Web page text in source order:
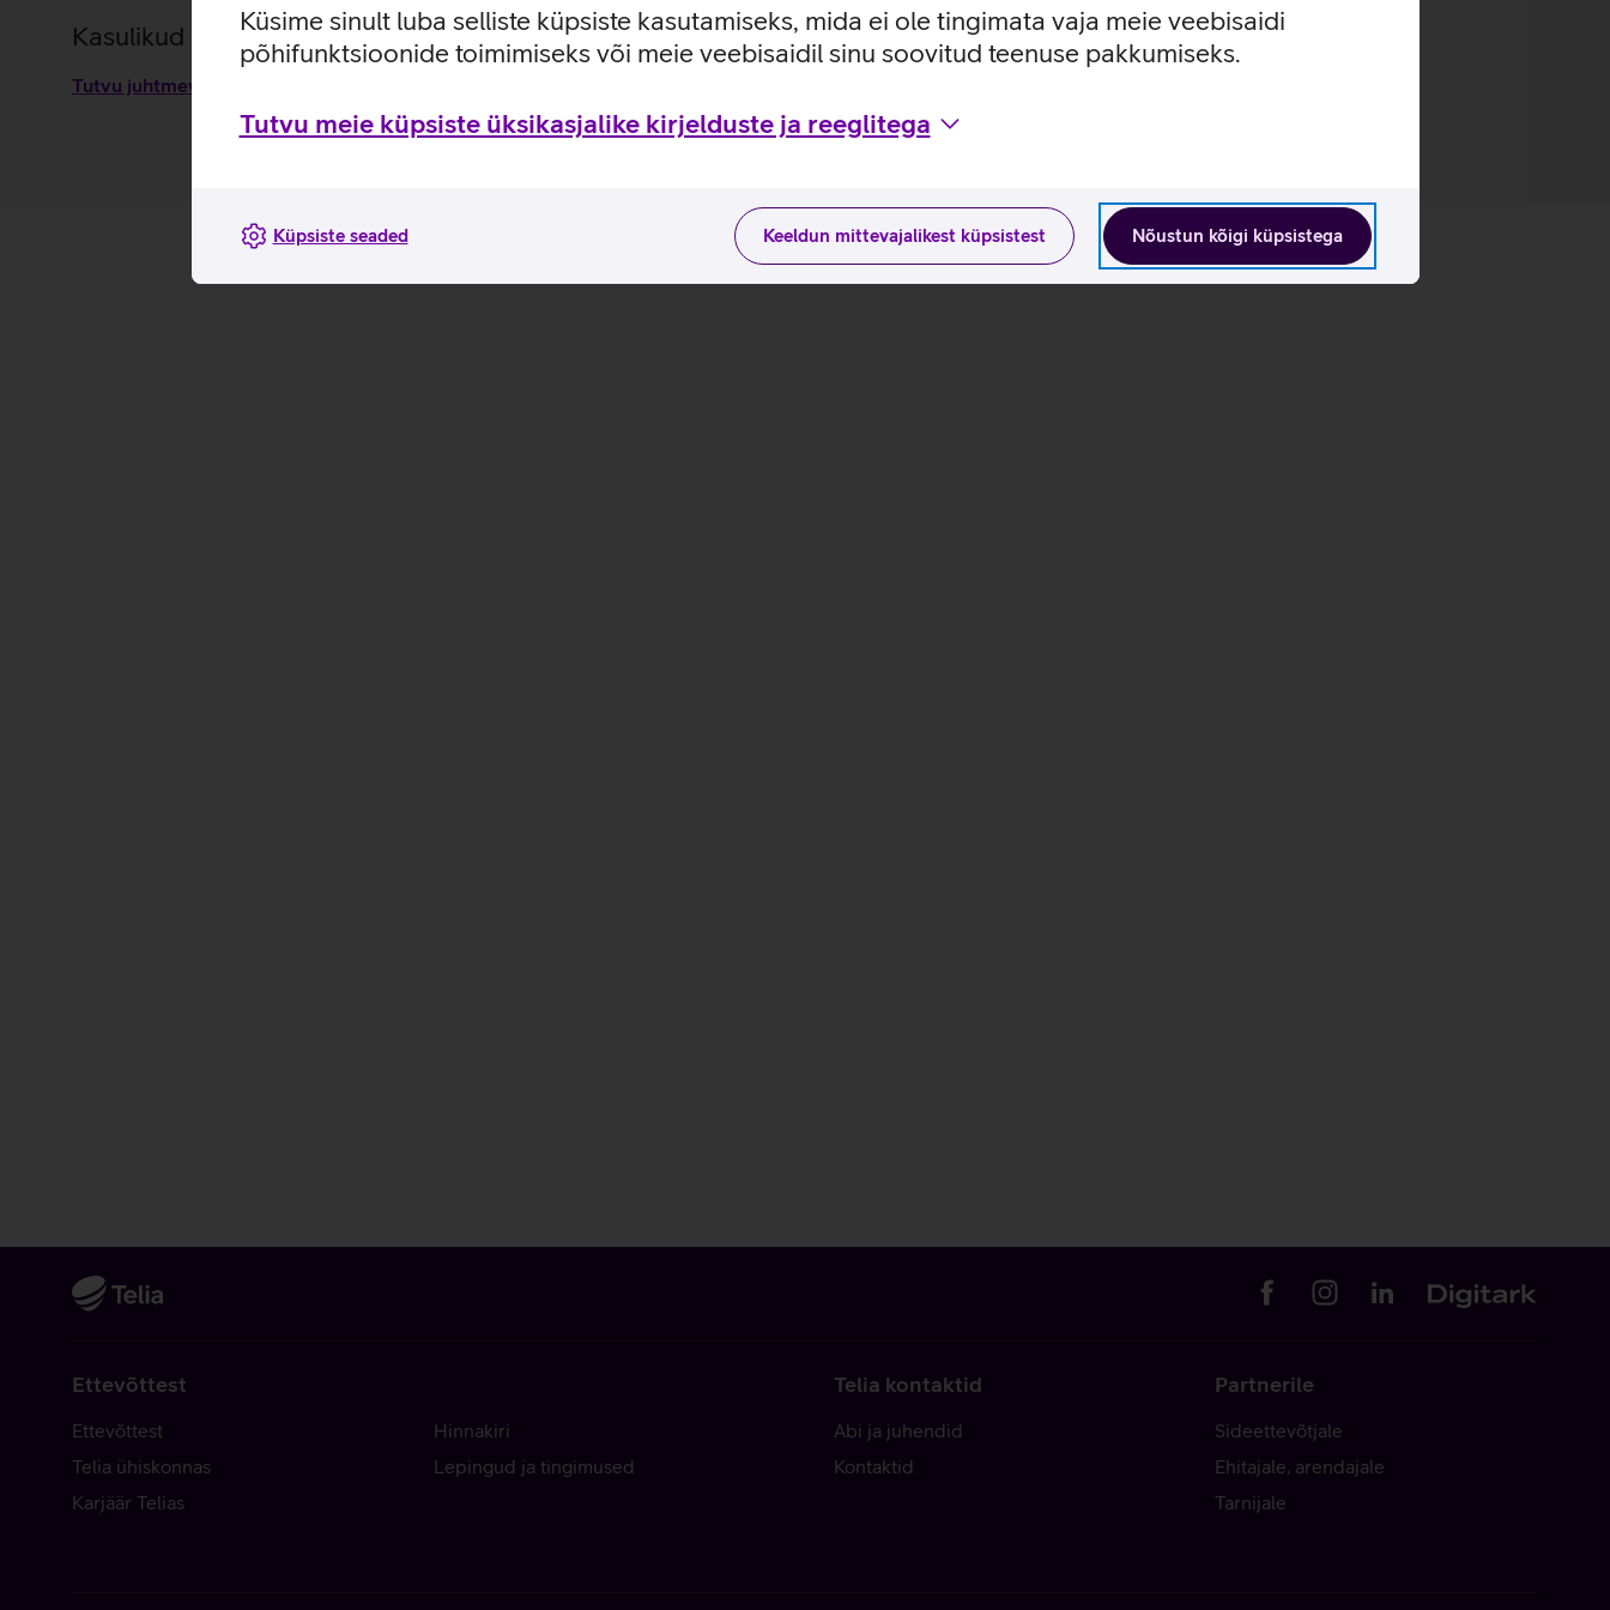
Küsime sinult luba selliste küpsiste kasutamiseks, mida ei ole tingimata vaja meie veebisaidi
põhifunktsioonide toimimiseks või meie veebisaidil sinu soovitud teenuse pakkumiseks.
Tutvu meie küpsiste üksikasjalike kirjelduste ja reeglitega
Nõustun kõigi küpsistega
Keeldun mittevajalikest küpsistest
Küpsiste seaded
Kasulikud lingid
Tutvu juhtmevaba laadimisadapter Zens omaduste ja kasutusviisidega tootja kodulehel
Ettevõttest
Ettevõttest
Telia ühiskonnas
Karjäär Telias
Hinnakiri
Lepingud ja tingimused
Telia kontaktid
Abi ja juhendid
Kontaktid
Partnerile
Sideettevõtjale
Ehitajale, arendajale
Tarnijale